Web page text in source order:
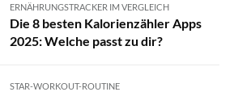
ERNÄHRUNGSTRACKER IM VERGLEICH
Die 8 besten Kalorienzähler Apps
2025: Welche passt zu dir?
STAR-WORKOUT-ROUTINE